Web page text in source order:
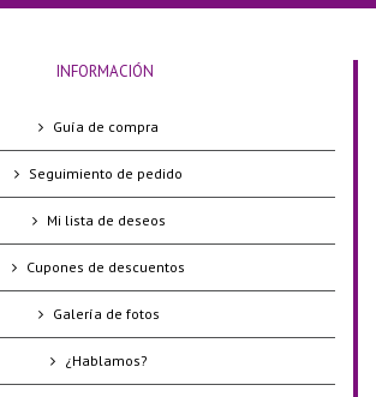
INFORMACIÓN
Guía de compra
Seguimiento de pedido
Mi lista de deseos
Cupones de descuentos
Galería de fotos
¿Hablamos?